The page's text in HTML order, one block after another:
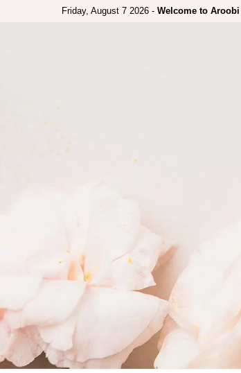
Friday, August 7 2026 - Welcome to Aroobi